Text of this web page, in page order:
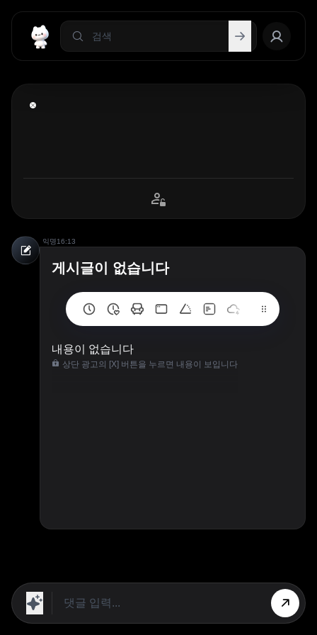
익명16:13
게시글이 없습니다
내용이 없습니다
상단 광고의 [X] 버튼을 누르면 내용이 보입니다